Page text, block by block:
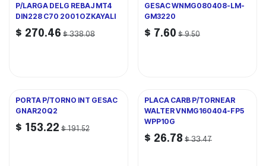
P/LARGA DELG REBAJ MT4
DIN228 C70 2001 OZKAYALI
$ 270.46 $338.08
GESAC WNMG080408-LM-
GM3220
$ 7.60 $9.50
PORTA P/TORNO INT GESAC
GNAR20Q2
$ 153.22 $191.52
PLACA CARB P/TORNEAR
WALTER VNMG160404-FP5
WPP10G
$ 26.78 $33.47